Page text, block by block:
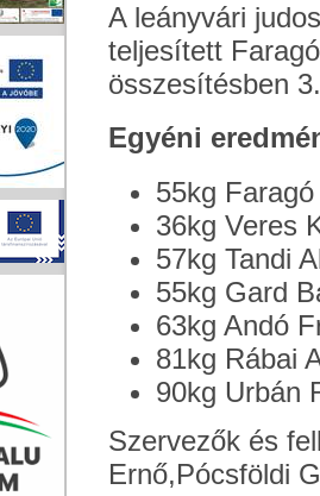
A leányvári
teljesített
összesítésben
Egyéni
55kg
36kg Veres
57kg Tandi
55kg Gard
63kg Andó
81kg Rábai
90kg Urbán
Szervezők és
Ernő,Pócsföldi